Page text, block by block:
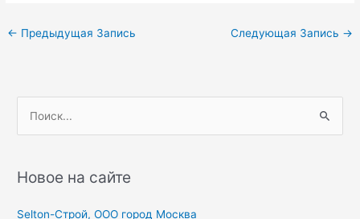
Навигация
← Предыдущая Запись Следующая Запись →
с
:
Новое на сайте
Selton-Строй, OOO город Москва